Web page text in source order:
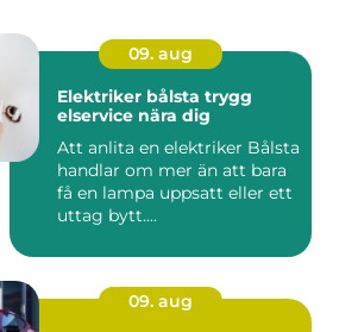
09. aug
Elektriker bålsta trygg
elservice nära dig
Att anlita en elektriker Bålsta
handlar om mer än att bara
få en lampa uppsatt eller ett
uttag bytt....
09. aug